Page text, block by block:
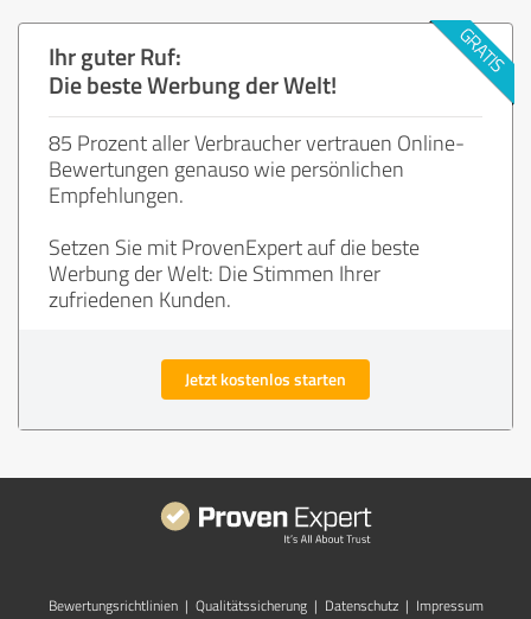
Ihr guter Ruf:
Die beste Werbung der Welt!
85 Prozent aller Verbraucher vertrauen Online-
Bewertungen genauso wie persönlichen
Empfehlungen.
Setzen Sie mit ProvenExpert auf die beste
Werbung der Welt: Die Stimmen Ihrer
zufriedenen Kunden.
Jetzt kostenlos starten
Bewertungs­richtlinien | Qualitätssicherung | Datenschutz | Impressum